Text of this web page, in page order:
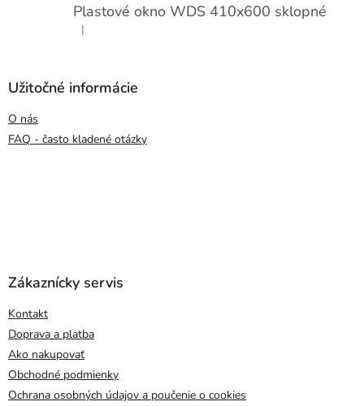
Plastové okno WDS 410x600 sklopné
Hodnotenie produktu je 5 z 5 hviezdičiek.
|
Užitočné informácie
O nás
FAQ - často kladené otázky
Zákaznícky servis
Kontakt
Doprava a platba
Ako nakupovať
Obchodné podmienky
Ochrana osobných údajov a poučenie o cookies